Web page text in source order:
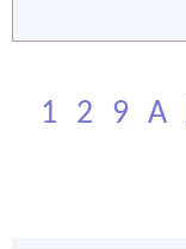
1 2 9 A